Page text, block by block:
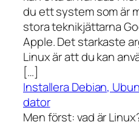
du ett system som är
stora teknikjättarna
Apple. Det starkaste
Linux är att du kan
[…]
Installera Debian,
dator
Men först: vad är